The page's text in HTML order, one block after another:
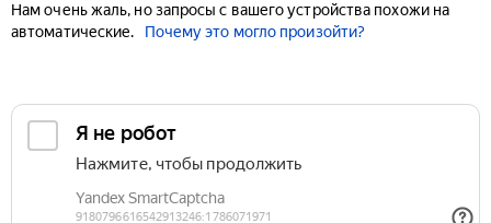
Нам очень жаль, но запросы с вашего устройства похожи на
автоматические.
Почему это могло произойти?